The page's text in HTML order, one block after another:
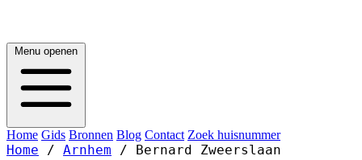
Menu openen
Home Gids Bronnen Blog Contact Zoek huisnummer
Home / Arnhem / Bernard Zweerslaan